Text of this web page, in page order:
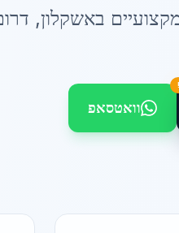
באשקלון,
!
וואטסאפ